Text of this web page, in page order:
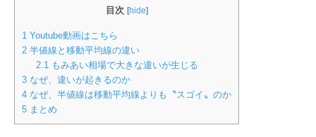
目次 [hide]
1 Youtube動画はこちら
2 半値線と移動平均線の違い
2.1もみあい相場で大きな違いが生じる
3 なぜ、違いが起きるのか
4 なぜ、半値線は移動平均線よりも〝スゴイ〟のか
5 まとめ